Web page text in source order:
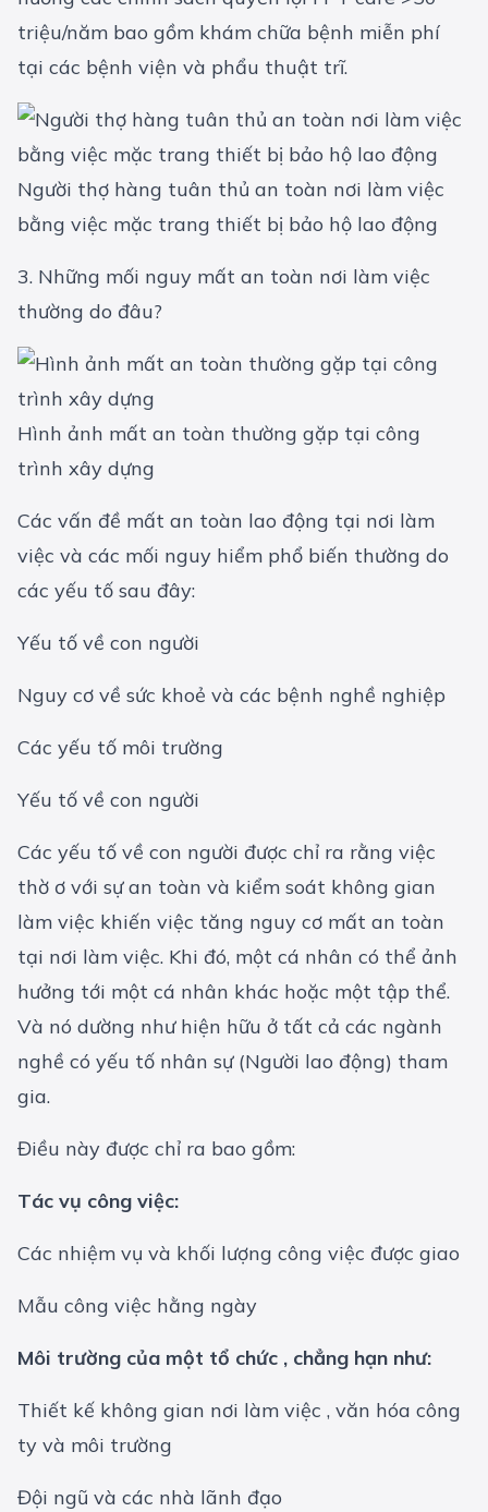
triệu/năm bao gồm khám chữa bệnh miễn phí
tại các bệnh viện và phẩu thuật trĩ.
Người thợ hàng tuân thủ an toàn nơi làm việc
bằng việc mặc trang thiết bị bảo hộ lao động
3. Những mối nguy mất an toàn nơi làm việc
thường do đâu?
Hình ảnh mất an toàn thường gặp tại công
trình xây dựng
Các vấn đề mất an toàn lao động tại nơi làm
việc và các mối nguy hiểm phổ biến thường do
các yếu tố sau đây:
Yếu tố về con người
Nguy cơ về sức khoẻ và các bệnh nghề nghiệp
Các yếu tố môi trường
Yếu tố về con người
Các yếu tố về con người được chỉ ra rằng việc
thờ ơ với sự an toàn và kiểm soát không gian
làm việc khiến việc tăng nguy cơ mất an toàn
tại nơi làm việc. Khi đó, một cá nhân có thể ảnh
hưởng tới một cá nhân khác hoặc một tập thể.
Và nó dường như hiện hữu ở tất cả các ngành
nghề có yếu tố nhân sự (Người lao động) tham
gia.
Điều này được chỉ ra bao gồm:
Tác vụ công việc:
Các nhiệm vụ và khối lượng công việc được giao
Mẫu công việc hằng ngày
Môi trường của một tổ chức , chẳng hạn như:
Thiết kế không gian nơi làm việc , văn hóa công
ty và môi trường
Đội ngũ và các nhà lãnh đạo